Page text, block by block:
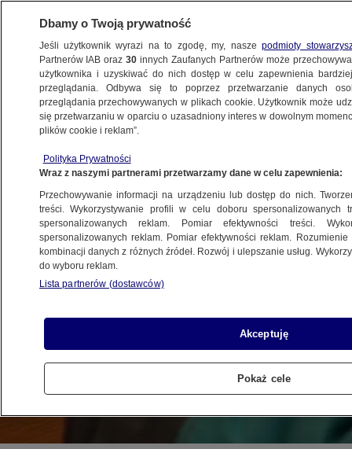
BIZNES
Z KRAJU
16.07.2008, 19:07Aktualizacja:16.07.2008, 18:26
Udostępnij
Dbamy o Twoją prywatność
Jeśli użytkownik wyrazi na to zgodę, my, naszepodmioty
Partnerów IAB oraz30 innych Zaufanych Partnerów może
użytkownika i uzyskiwać do nich dostęp w celu zapewnienia
przeglądania. Odbywa się to poprzez przetwarzanie danych
przeglądania przechowywanych w plikach cookie. Użytkownik może
się przetwarzaniu w oparciu o uzasadniony interes w dowolnym
plików cookie i reklam”.
Polityka Prywatności
Wraz z naszymi partnerami przetwarzamy dane w celu zapewnienia:
Przechowywanie informacji na urządzeniu lub dostęp do nich.
treści. Wykorzystywanie profili w celu doboru spersonalizowanych
spersonalizowanych reklam. Pomiar efektywności treści.
spersonalizowanych reklam. Pomiar efektywności reklam.
kombinacji danych z różnych źródeł. Rozwój i ulepszanie usług.
do wyboru reklam.
Lista partnerów (dostawców)
Akceptuję
Pokaż cele